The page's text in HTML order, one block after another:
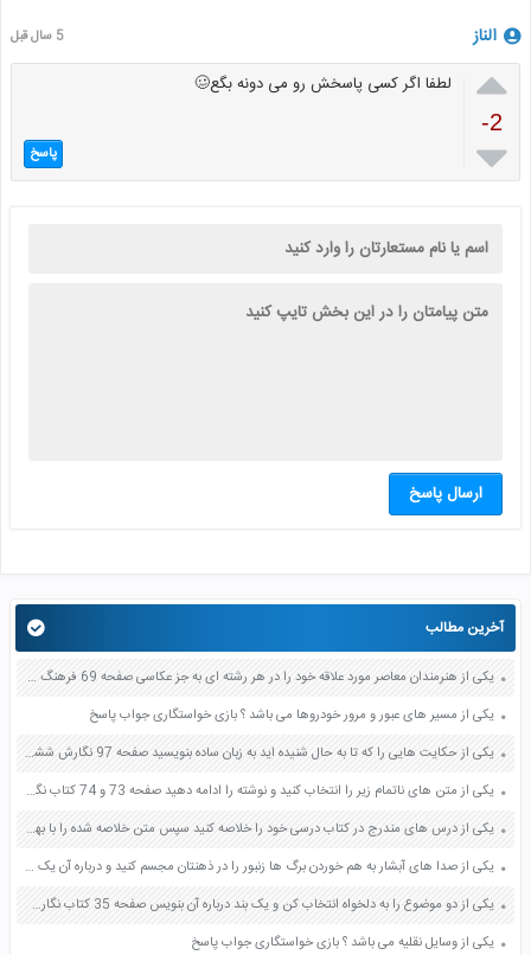
الناز 5 سال قبل

-2

لطفا اگر کسی پاسخش رو می دونه بگع🥴
پاسخ
ارسال پاسخ
آخرین مطالب
یکی از هنرمندان معاصر مورد علاقه خود را در هر رشته ای به جز عکاسی صفحه 69 فرهنگ و هنر نهم
یکی از مسیر های عبور و مرور خودروها می باشد ؟ بازی خواستگاری جواب پاسخ
یکی از حکایت هایی را که تا به حال شنیده اید به زبان ساده بنویسید صفحه 97 نگارش ششم دبستان
یکی از متن های ناتمام زیر را انتخاب کنید و نوشته را ادامه دهید صفحه 73 و 74 کتاب نگارش فارسی پنجم دبستان
یکی از درس های مندرج در کتاب درسی خود را خلاصه کنید سپس متن خلاصه شده را با بهره گیری از روش های دسته بندی نمودار جدول نقشه مفهومی نشان دهید صفحه 118 نگارش یازدهم
یکی از صدا های آبشار به هم خوردن برگ ها زنبور را در ذهنتان مجسم کنید و درباره آن یک بند بنویسید صفحه 11 نگارش پنجم
یکی از دو موضوع را به دلخواه انتخاب کن و یک بند درباره آن بنویس صفحه 35 کتاب نگارش فارسی سوم
یکی از وسایل نقلیه می باشد ؟ بازی خواستگاری جواب پاسخ